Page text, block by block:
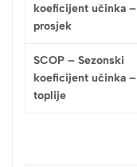
koeficijent učinka –
prosjek
SCOP – Sezonski
koeficijent učinka –
toplije